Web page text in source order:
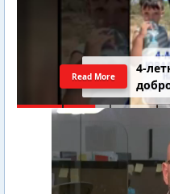
4-
Read More